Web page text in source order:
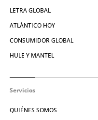
LETRA GLOBAL
ATLÁNTICO HOY
CONSUMIDOR GLOBAL
HULE Y MANTEL
Servicios
QUIÉNES SOMOS